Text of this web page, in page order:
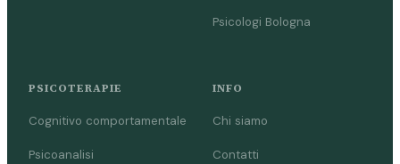
Psicologi Bologna
PSICOTERAPIE
Cognitivo comportamentale
Psicoanalisi
INFO
Chi siamo
Contatti